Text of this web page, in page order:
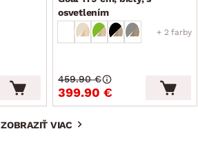
osvetlením
+ 2 farby
399.90 €
459.90 €
ZOBRAZIŤ VIAC